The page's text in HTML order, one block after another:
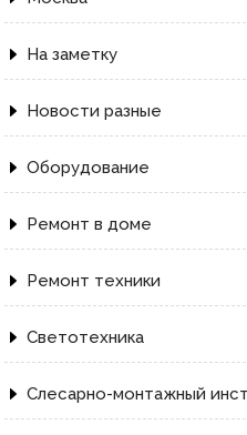
На заметку
Новости разные
Оборудование
Ремонт в доме
Ремонт техники
Светотехника
Слесарно-монтажный